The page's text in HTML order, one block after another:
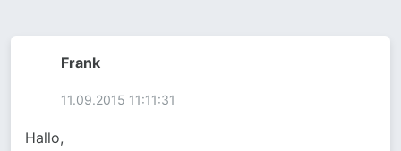
Frank
11.09.2015 11:11:31
Hallo,